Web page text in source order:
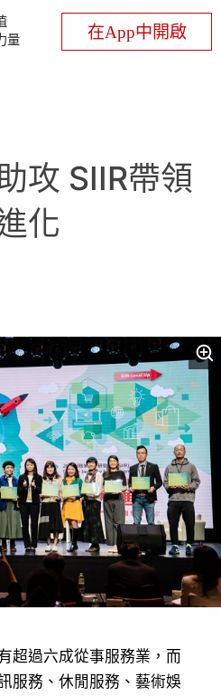
量
在App中開啟
攻 SIIR帶領
化
超過六成從事服務業，而
服務、休閒服務、藝術娛